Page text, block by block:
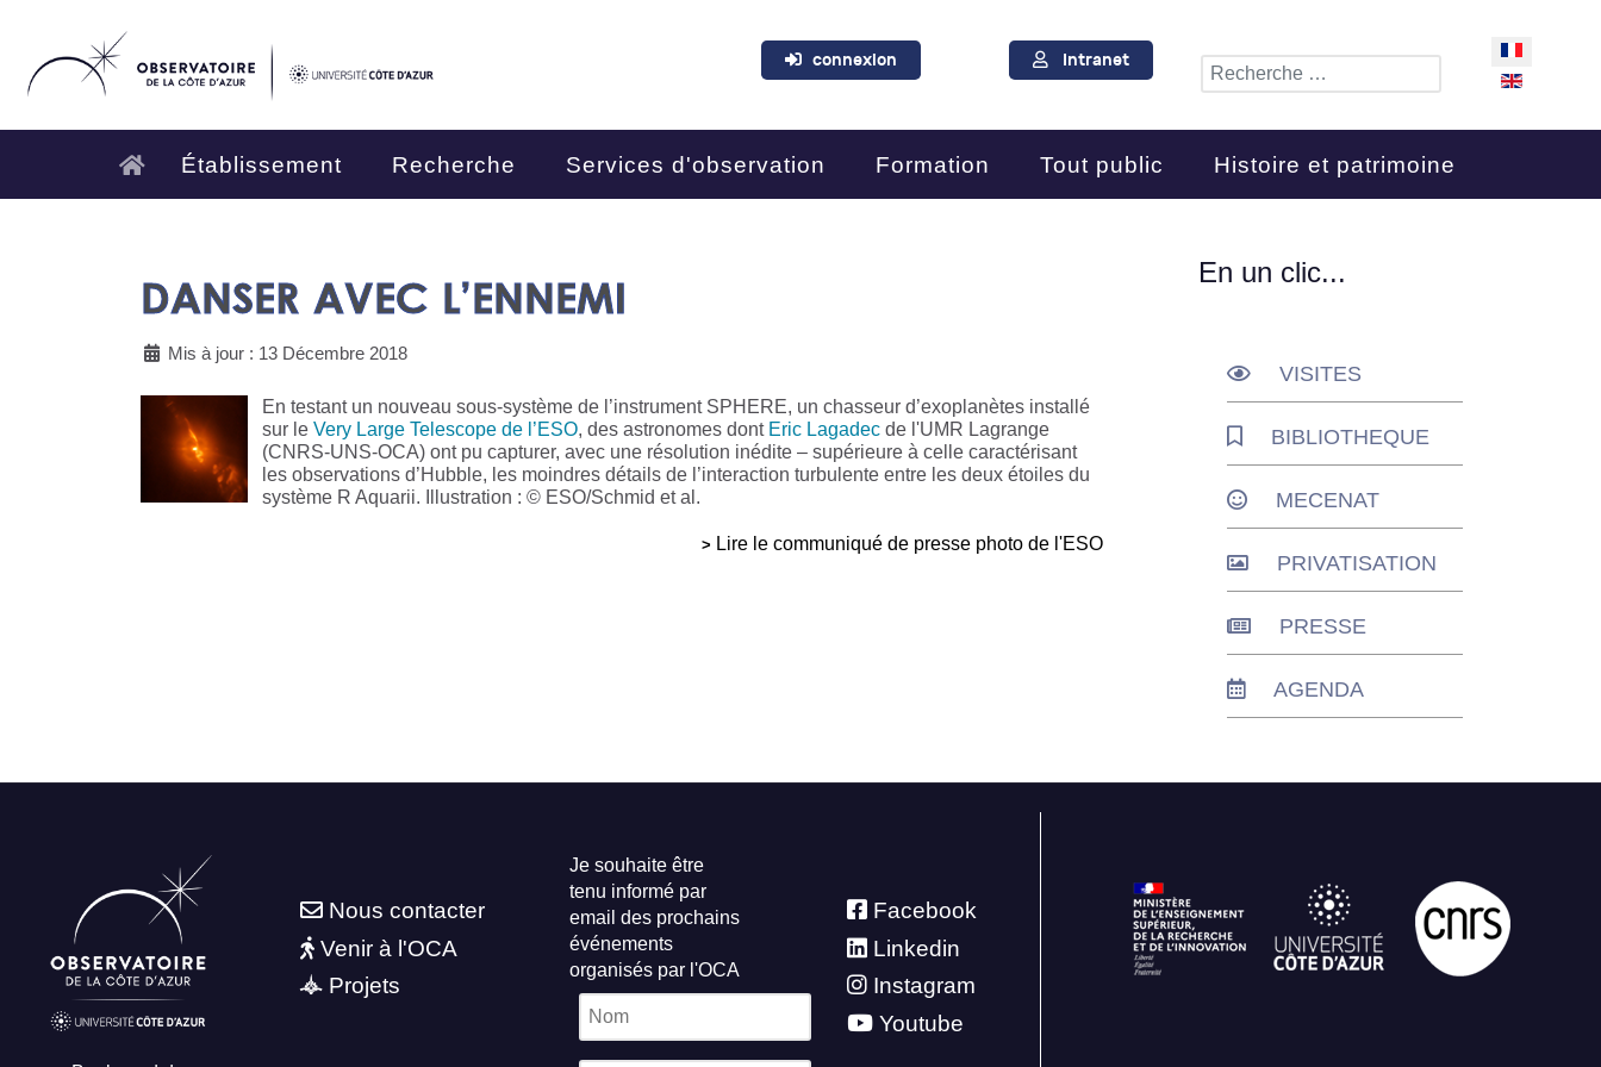
connexion Intranet Rechercher
Sélectionnez
Établissement Recherche Services d'observation Formation Tout public Histoire et patrimoine
DANSER AVEC L’ENNEMI
Mis à jour : 13 Décembre 2018
En testant un nouveau sous-système de l’instrument SPHERE, un chasseur d’exoplanètes installé
sur le Very Large Telescope de l’ESO, des astronomes dont Eric Lagadec de l'UMR Lagrange
(CNRS-UNS-OCA) ont pu capturer, avec une résolution inédite – supérieure à celle caractérisant
les observations d’Hubble, les moindres détails de l’interaction turbulente entre les deux étoiles du
système R Aquarii. Illustration : © ESO/Schmid et al.
> Lire le communiqué de presse photo de l'ESO
En un clic...
VISITES
BIBLIOTHEQUE
MECENAT
PRIVATISATION
PRESSE
AGENDA
Nous contacter
Venir à l'OCA
Projets
Je souhaite être
tenu informé par
email des prochains
événements
organisés par l'OCA
Facebook
Linkedin
Instagram
Youtube